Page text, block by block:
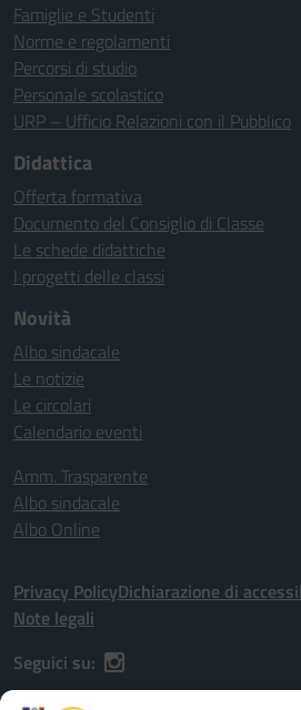
Famiglie e Studenti
Norme e regolamenti
Percorsi di studio
Personale scolastico
URP – Ufficio Relazioni con il Pubblico
Didattica
Offerta formativa
Documento del Consiglio di Classe
Le schede didattiche
I progetti delle classi
Novità
Albo sindacale
Le notizie
Le circolari
Calendario eventi
Amm. Trasparente
Albo sindacale
Albo Online
Privacy PolicyDichiarazione di
Note legali
Seguici su: